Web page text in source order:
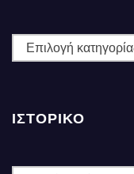
ΚΑΤΗΓΟΡΙΕΣ
ΙΣΤΟΡΙΚΌ